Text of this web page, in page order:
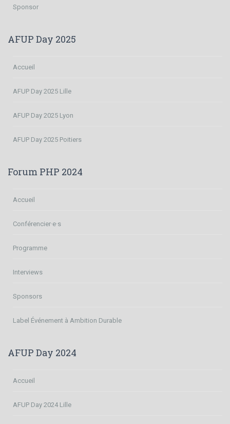
Sponsor
AFUP Day 2025
Accueil
AFUP Day 2025 Lille
AFUP Day 2025 Lyon
AFUP Day 2025 Poitiers
Forum PHP 2024
Accueil
Conférencier·e·s
Programme
Interviews
Sponsors
Label Événement à Ambition Durable
AFUP Day 2024
Accueil
AFUP Day 2024 Lille